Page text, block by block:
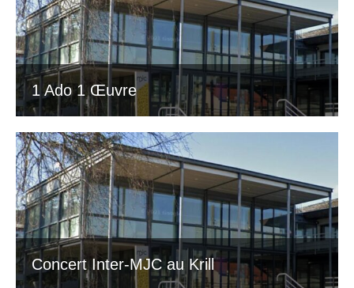
1 Ado 1 Œuvre
Concert Inter-MJC au Krill